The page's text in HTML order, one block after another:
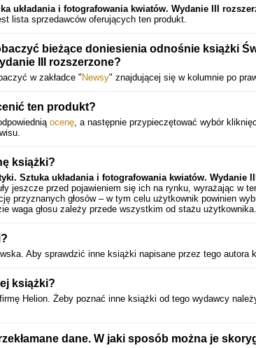
układania i fotografowania kwiatów. Wydanie III
lista sprzedawców oferujących ten produkt.
bieżące doniesienia odnośnie książki
III rozszerzone?
w zakładce " Newsy" znajdującej się w kolumnie po
ten produkt?
ocenę, a następnie przypieczętować wybór
książki?
Sztuka układania i fotografowania kwiatów. Wydanie
jeszcze przed pojawieniem się ich na rynku, wyrażając w
przyznanych głosów – w tym celu użytkownik powinien
waga głosu zależy przede wszystkim od stażu użytkownika.
Aby sprawdzić inne książki napisane przez tego autora
książki?
Helion. Żeby poznać inne książki od tego wydawcy
dane. W jaki sposób można je